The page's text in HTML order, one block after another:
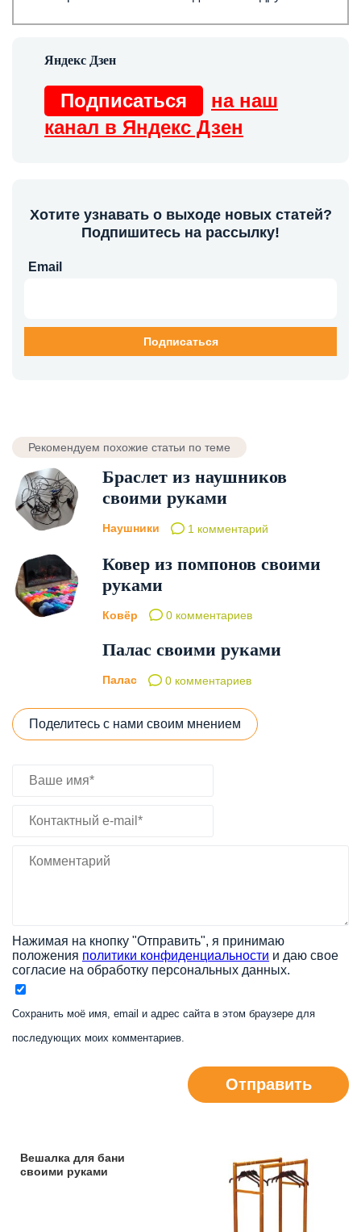
Подписаться
на наш
канал в Яндекс Дзен
Хотите узнавать о выходе новых статей?
Подпишитесь на рассылку!
Email
Рекомендуем похожие статьи по теме
Браслет из наушников
своими руками
Наушники 1 комментарий
Ковер из помпонов своими
руками
Ковёр 0 комментариев
Палас своими руками
Палас 0 комментариев
Поделитесь с нами своим мнением
Нажимая на кнопку "Отправить", я принимаю
положения политики конфиденциальности и даю свое
согласие на обработку персональных данных.
Сохранить моё имя, email и адрес сайта в этом браузере для
последующих моих комментариев.
Отправить
Вешалка для бани
своими руками